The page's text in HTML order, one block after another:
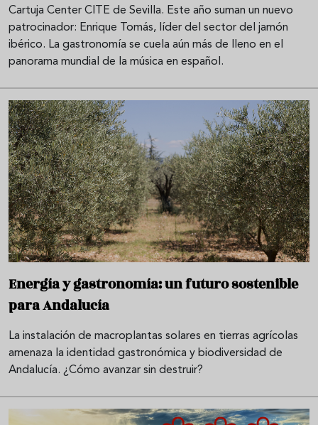
Cartuja Center CITE de Sevilla. Este año suman un nuevo
patrocinador: Enrique Tomás, líder del sector del jamón
ibérico. La gastronomía se cuela aún más de lleno en el
panorama mundial de la música en español.
Energía y gastronomía: un futuro sostenible
para Andalucía
La instalación de macroplantas solares en tierras agrícolas
amenaza la identidad gastronómica y biodiversidad de
Andalucía. ¿Cómo avanzar sin destruir?